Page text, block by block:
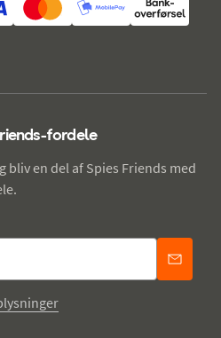
fordele
en del af Spies Friends med